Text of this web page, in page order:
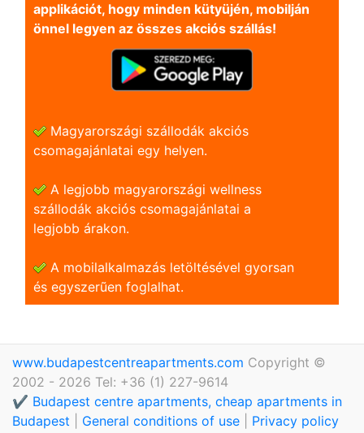
applikációt, hogy minden kütyüjén, mobilján
önnel legyen az összes akciós szállás!
Magyarországi szállodák akciós
csomagajánlatai egy helyen.
A legjobb magyarországi wellness
szállodák akciós csomagajánlatai a
legjobb árakon.
A mobilalkalmazás letöltésével gyorsan
és egyszerũen foglalhat.
www.budapestcentreapartments.com Copyright ©
2002 - 2026 Tel: +36 (1) 227-9614
✔️ Budapest centre apartments, cheap apartments in
Budapest
General conditions of use Privacy policy